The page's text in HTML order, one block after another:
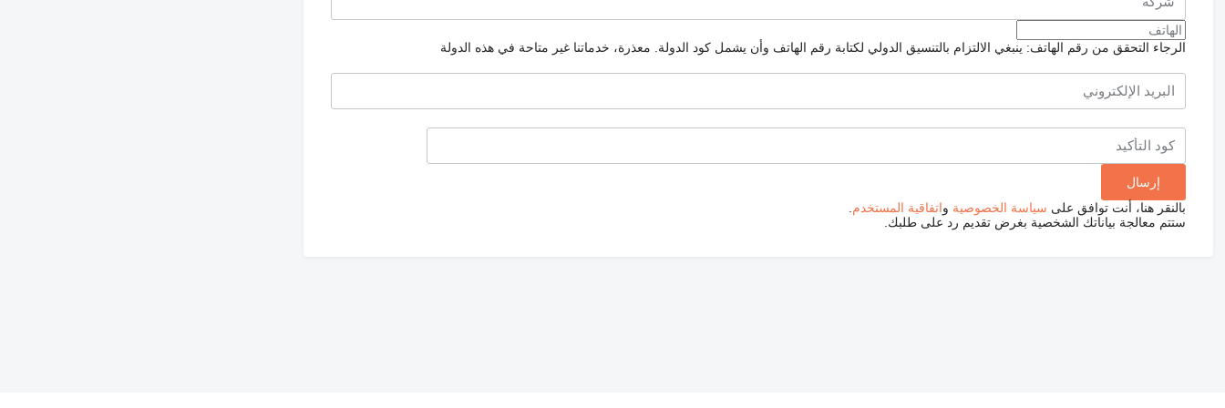
الرجاء التحقق من رقم الهاتف: ينبغي الالتزام بالتنسيق الدولي لكتابة رقم الهاتف وأن يشمل كود الدولة. معذرة، خدماتنا غير متاحة في هذه الدولة
بالنقر هنا، أنت توافق على سياسة الخصوصية واتفاقية المستخدم
ستتم معالجة بياناتك الشخصية بغرض تقديم رد على طلبك.